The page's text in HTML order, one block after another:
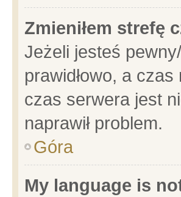
Zmieniłem strefę
Jeżeli jesteś
prawidłowo, a
czas serwera jest
naprawił problem.
Góra
My language is